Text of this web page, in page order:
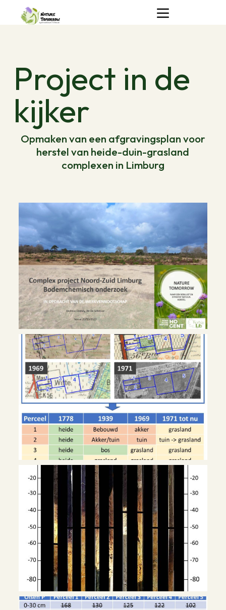
Project in de
kijker
Opmaken van een afgravingsplan voor
herstel van heide-duin-grasland
complexen in Limburg